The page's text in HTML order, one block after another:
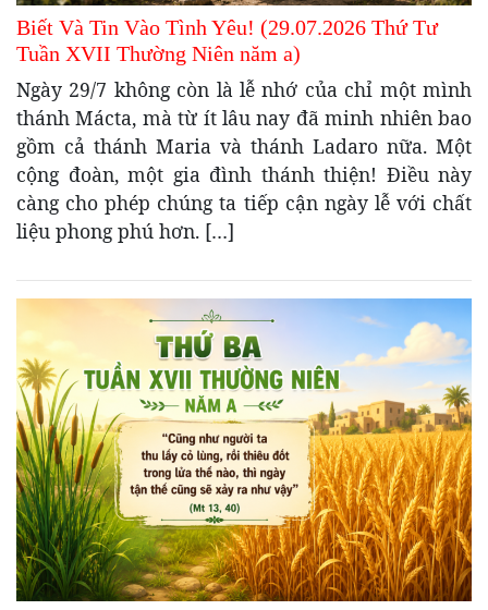
Biết Và Tin Vào Tình Yêu! (29.07.2026 Thứ Tư
Tuần XVII Thường Niên năm a)
Ngày 29/7 không còn là lễ nhớ của chỉ một mình
thánh Mácta, mà từ ít lâu nay đã minh nhiên bao
gồm cả thánh Maria và thánh Ladaro nữa. Một
cộng đoàn, một gia đình thánh thiện! Điều này
càng cho phép chúng ta tiếp cận ngày lễ với chất
liệu phong phú hơn. […]